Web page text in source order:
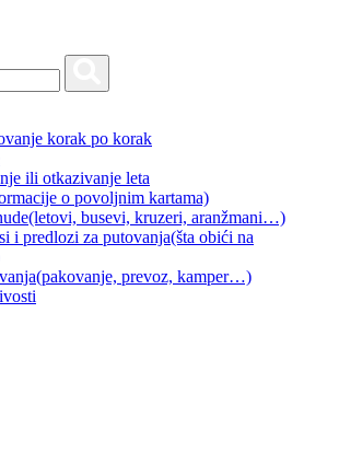
korak po korak
ili otkazivanje leta
o povoljnim kartama)
(letovi, busevi, kruzeri, aranžmani…)
i predlozi za putovanja(šta obići na
(pakovanje, prevoz, kamper…)